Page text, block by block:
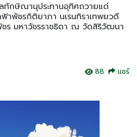
กษิณานุประทานอุทิศถวายแด่
ฟ้าพัชรกิติยาภา นเรนทิราเทพยวดี
ร มหาวัชรราชธิดา ณ วัดสิริวัฒนา
88
แชร์